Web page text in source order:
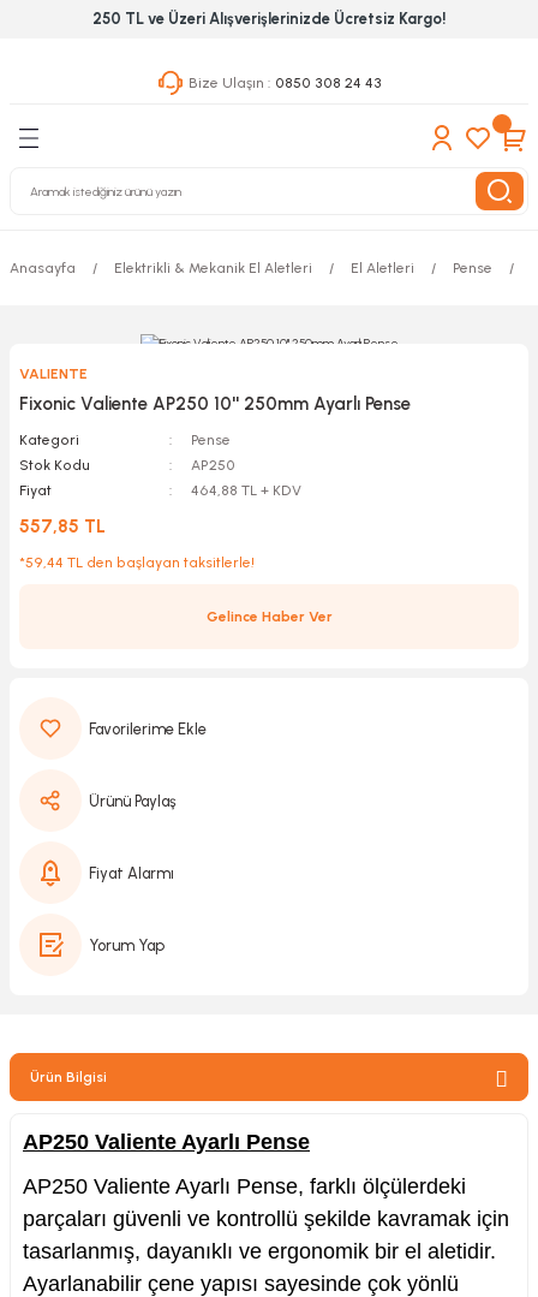
250 TL ve Üzeri Alışverişlerinizde Ücretsiz Kargo!
Bize Ulaşın : 0850 308 24 43
Geri Dön
Geri Dön
& Nalburiye
Grubu
Geri Dön
Anasayfa Elektrikli & Mekanik El Aletleri El Aletleri Pense
VALIENTE
Fixonic Valiente AP250 10'' 250mm Ayarlı Pense
Kategori
Pense
Stok Kodu
AP250
Fiyat
464,88 TL + KDV
557,85 TL
*59,44 TL den başlayan taksitlerle!
Gelince Haber Ver
Ürünü Paylaş
Fiyat Alarmı
Yorum Yap
Ürün Bilgisi
AP250 Valiente Ayarlı Pense
AP250 Valiente Ayarlı Pense, farklı ölçülerdeki
parçaları güvenli ve kontrollü şekilde kavramak için
tasarlanmış, dayanıklı ve ergonomik bir el aletidir.
Ayarlanabilir çene yapısı sayesinde çok yönlü